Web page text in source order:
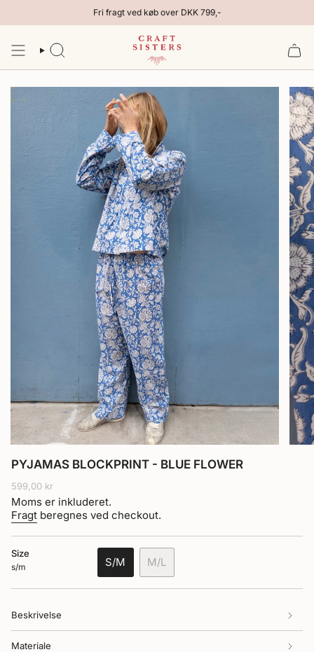
Fri fragt ved køb over DKK 799,-
SØG
PYJAMAS BLOCKPRINT - BLUE FLOWER
Normalpris
599,00 kr
Moms er inkluderet.
Fragt beregnes ved checkout.
Size
s/m
S/M
VARIANT
UDSOLGT
M/L
VARIANT
UDSOLGT
Beskrivelse
Materiale